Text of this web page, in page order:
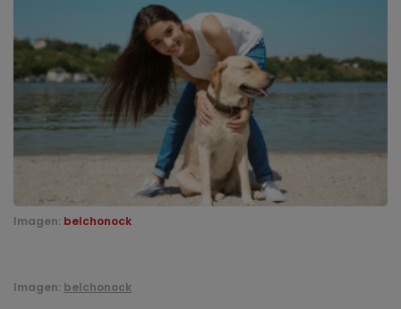
Imagen: belchonock
Imagen: belchonock